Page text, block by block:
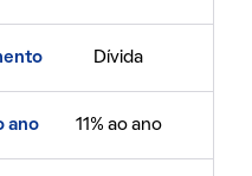
Dívida
ano 11% ao ano